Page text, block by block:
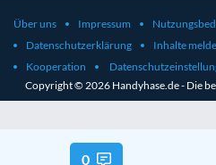
0
Über uns Impressum
Datenschutzerklärung
Inhalte
Kooperation
Copyright © 2026 Handyhase.de - Die